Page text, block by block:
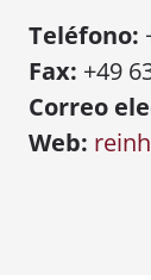
Teléfono:
Fax: +49
Correo
Web: